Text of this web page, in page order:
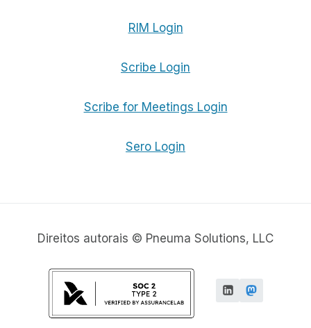
RIM Login
Scribe Login
Scribe for Meetings Login
Sero Login
Direitos autorais © Pneuma Solutions, LLC